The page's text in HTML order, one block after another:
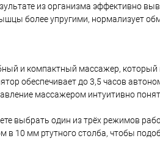
из организма эффективно
более упругими, нормализует
и компактный массажер,
обеспечивает до 3,5 часов
массажером интуитивно
выбрать один из трёх режимов
в 10 мм ртутного столба, чтобы